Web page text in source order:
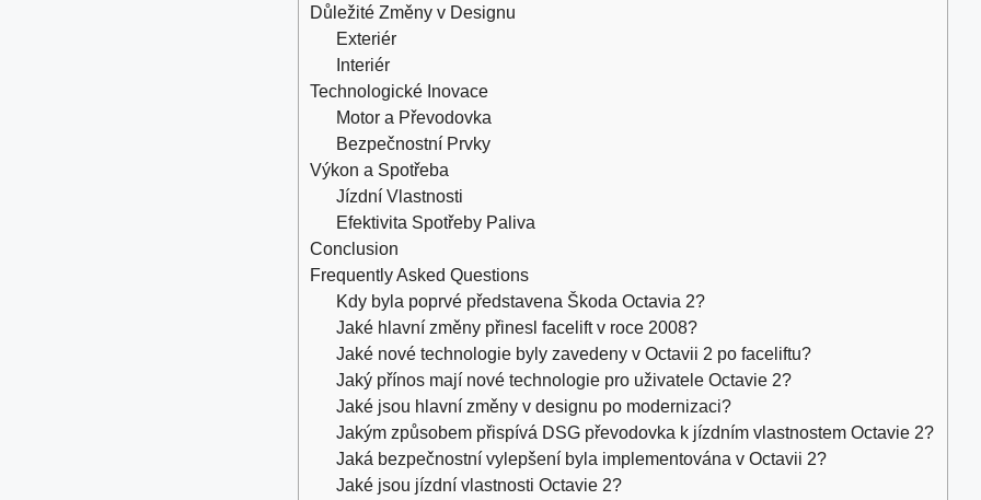
Důležité Změny v Designu
Exteriér
Interiér
Technologické Inovace
Motor a Převodovka
Bezpečnostní Prvky
Výkon a Spotřeba
Jízdní Vlastnosti
Efektivita Spotřeby Paliva
Conclusion
Frequently Asked Questions
Kdy byla poprvé představena Škoda Octavia 2?
Jaké hlavní změny přinesl facelift v roce 2008?
Jaké nové technologie byly zavedeny v Octavii 2 po faceliftu?
Jaký přínos mají nové technologie pro uživatele Octavie 2?
Jaké jsou hlavní změny v designu po modernizaci?
Jakým způsobem přispívá DSG převodovka k jízdním vlastnostem Octavie 2?
Jaká bezpečnostní vylepšení byla implementována v Octavii 2?
Jaké jsou jízdní vlastnosti Octavie 2?